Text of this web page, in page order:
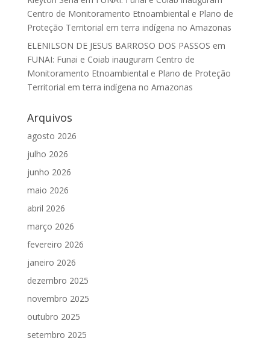
Centro de Monitoramento Etnoambiental e Plano de
Proteção Territorial em terra indígena no Amazonas
ELENILSON DE JESUS BARROSO DOS PASSOS em
FUNAI: Funai e Coiab inauguram Centro de
Monitoramento Etnoambiental e Plano de Proteção
Territorial em terra indígena no Amazonas
Arquivos
agosto 2026
julho 2026
junho 2026
maio 2026
abril 2026
março 2026
fevereiro 2026
janeiro 2026
dezembro 2025
novembro 2025
outubro 2025
setembro 2025